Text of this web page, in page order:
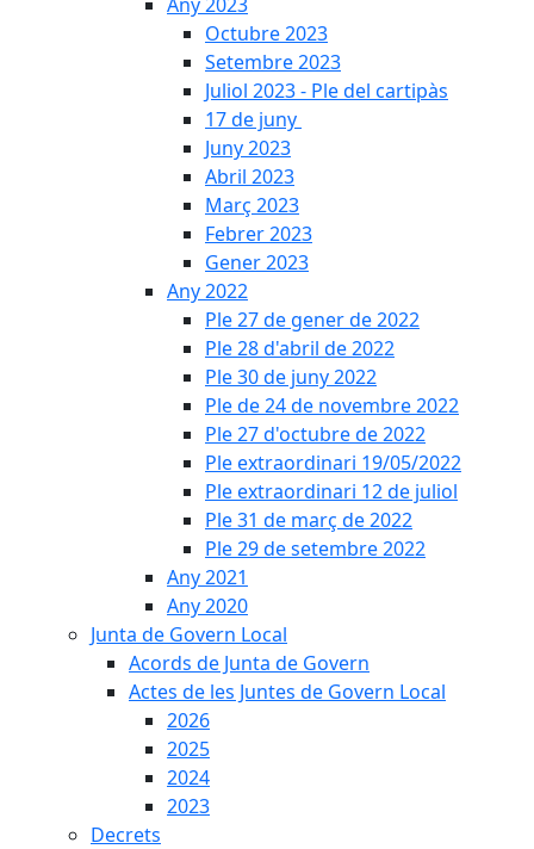
Octubre 2023
Setembre 2023
Juliol 2023 - Ple del cartipàs
17 de juny
Juny 2023
Abril 2023
Març 2023
Febrer 2023
Gener 2023
Any 2022
Ple 27 de gener de 2022
Ple 28 d'abril de 2022
Ple 30 de juny 2022
Ple de 24 de novembre 2022
Ple 27 d'octubre de 2022
Ple extraordinari 19/05/2022
Ple extraordinari 12 de juliol
Ple 31 de març de 2022
Ple 29 de setembre 2022
Any 2021
Any 2020
Junta de Govern Local
Acords de Junta de Govern
Actes de les Juntes de Govern Local
2026
2025
2024
2023
Decrets